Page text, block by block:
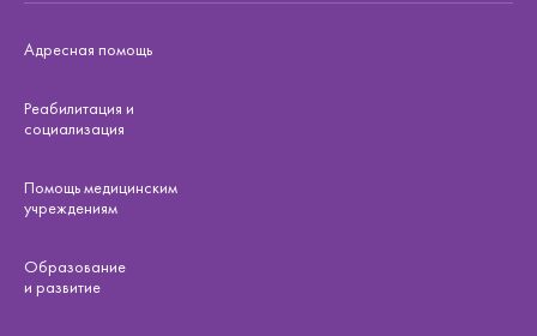
Адресная помощь
Реабилитация и
социализация
Помощь медицинским
учреждениям
Образование
и развитие